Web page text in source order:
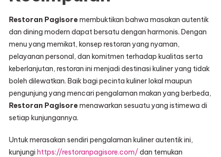
Restoran Pagisoremembuktikan bahwa masakan autentik
dan dining modern dapat bersatu dengan harmonis. Dengan
menu yang memikat, konsep restoran yang nyaman,
pelayanan personal, dan komitmen terhadap kualitas serta
keberlanjutan, restoran ini menjadi destinasi kuliner yang tidak
boleh dilewatkan. Baik bagi pecinta kuliner lokal maupun
pengunjung yang mencari pengalaman makan yang berbeda,
Restoran Pagisoremenawarkan sesuatu yang istimewa di
setiap kunjungannya.
Untuk merasakan sendiri pengalaman kuliner autentik ini,
kunjungi https://restoranpagisore.com/dan temukan